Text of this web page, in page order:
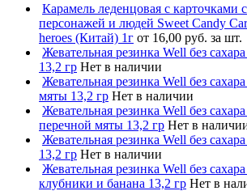
Карамель леденцовая с карточками
персонажей и людей Sweet Candy
heroes (Китай) 1г от 16,00 руб. за шт.
Жевательная резинка Well без
13,2 гр Нет в наличии
Жевательная резинка Well без
мяты 13,2 гр Нет в наличии
Жевательная резинка Well без
перечной мяты 13,2 гр Нет в
Жевательная резинка Well без
13,2 гр Нет в наличии
Жевательная резинка Well без
клубники и банана 13,2 гр Нет в